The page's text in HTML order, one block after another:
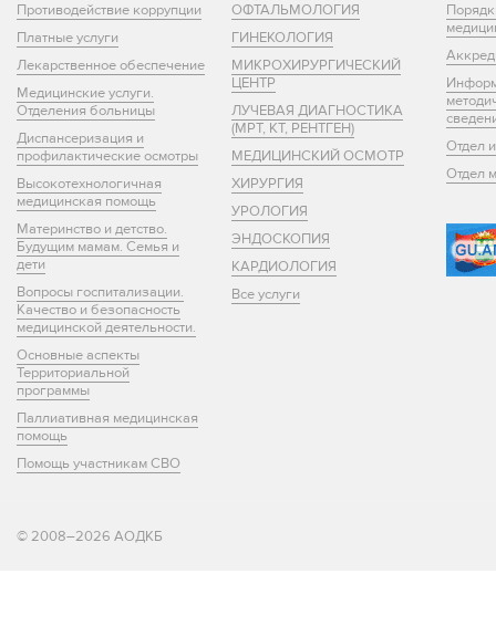
Противодействие коррупции
Платные услуги
Лекарственное обеспечение
Медицинские услуги.
Отделения больницы
Диспансеризация и
профилактические осмотры
Высокотехнологичная
медицинская помощь
Материнство и детство.
Будущим мамам. Семья и
дети
Вопросы госпитализации.
Качество и безопасность
медицинской деятельности.
Основные аспекты
Территориальной
программы
Паллиативная медицинская
помощь
Помощь участникам СВО
ОФТАЛЬМОЛОГИЯ
ГИНЕКОЛОГИЯ
МИКРОХИРУРГИЧЕСКИЙ
ЦЕНТР
ЛУЧЕВАЯ ДИАГНОСТИКА
(МРТ, КТ, РЕНТГЕН)
МЕДИЦИНСКИЙ ОСМОТР
ХИРУРГИЯ
УРОЛОГИЯ
ЭНДОСКОПИЯ
КАРДИОЛОГИЯ
Все услуги
Отдел
Отдел
© 2008–2026 АОДКБ